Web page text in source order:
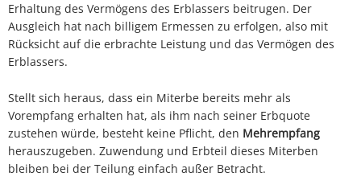
Erhaltung des Vermögens des Erblassers beitrugen. Der
Ausgleich hat nach billigem Ermessen zu erfolgen, also mit
Rücksicht auf die erbrachte Leistung und das Vermögen des
Erblassers.
Stellt sich heraus, dass ein Miterbe bereits mehr als
Vorempfang erhalten hat, als ihm nach seiner Erbquote
zustehen würde, besteht keine Pflicht, den Mehrempfang
herauszugeben. Zuwendung und Erbteil dieses Miterben
bleiben bei der Teilung einfach außer Betracht.